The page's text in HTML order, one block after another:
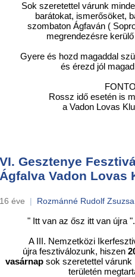
Sok szeretettel várunk
barátokat, ismerősöket,
szombaton Ágfaván (
megrendezésre
Gyere és hozd magaddal
és érezd jól magad
Rossz idő esetén is
a Vadon Lovas Klub
VI. Gesztenye
Ágfalva Vadon Lovas
16 éve | Rozmánné Rudolf
" Itt van az ősz itt van újra
A III. Nemzetközi
újra fesztiválozunk, hiszen
vasárnapsok szeretettel várunk
területén